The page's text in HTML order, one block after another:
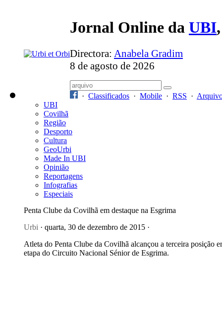
Jornal Online da UBI
Directora: Anabela Gradim
8 de agosto de 2026
· Classificados · Mobile · RSS ·
UBI
Covilhã
Região
Desporto
Cultura
GeoUrbi
Made In UBI
Opinião
Reportagens
Infografias
Especiais
Penta Clube da Covilhã em destaque na Esgrima
Urbi · quarta, 30 de dezembro de 2015 ·
Atleta do Penta Clube da Covilhã alcançou a terceira posição
etapa do Circuito Nacional Sénior de Esgrima.